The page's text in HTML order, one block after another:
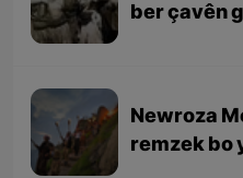
ber çavên
Newroza
remzek bo